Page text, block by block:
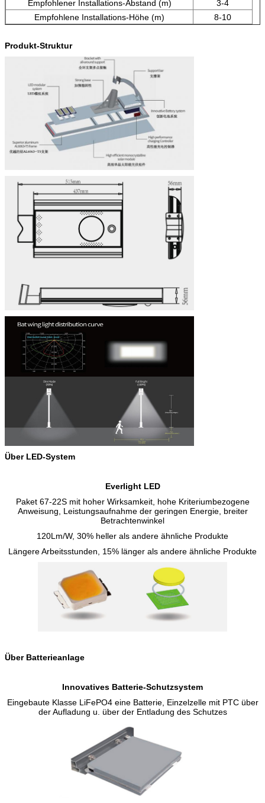
Empfohlener Installations-Abstand (m)
3-4
Empfohlene Installations-Höhe (m)
8-10
Produkt-Struktur
Über LED-System
Everlight LED
Paket 67-22S mit hoher Wirksamkeit, hohe Kriteriumbezogene
Anweisung, Leistungsaufnahme der geringen Energie, breiter
Betrachtenwinkel
120Lm/W, 30% heller als andere ähnliche Produkte
Längere Arbeitsstunden, 15% länger als andere ähnliche Produkte
Über Batterieanlage
Innovatives Batterie-Schutzsystem
Eingebaute Klasse LiFePO4 eine Batterie, Einzelzelle mit PTC über
der Aufladung u. über der Entladung des Schutzes